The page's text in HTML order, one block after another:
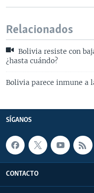
Relacionados
Bolivia resiste con
¿hasta cuándo?
Bolivia parece inmune a
SÍGANOS
CONTACTO